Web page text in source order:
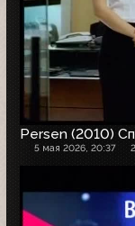
Persen (2010)
5 мая 2026, 20:37